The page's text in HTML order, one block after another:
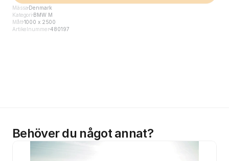
Mässa Denmark
Kategori BMW M
Mått1000 x 2500
Artikelnummer480197
Behöver du något annat?